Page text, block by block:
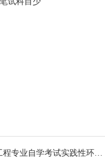
南昌理工学院2024年下半年软件工程专业自学考试实践性环节报考和毕业论文申报通知